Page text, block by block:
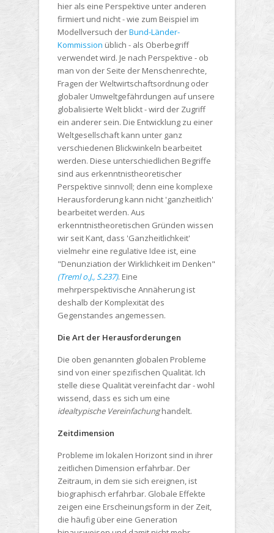
hier als eine Perspektive unter anderen
firmiert und nicht - wie zum Beispiel im
Modellversuch derBund-Länder-
Kommission üblich - als Oberbegriff
verwendet wird. Je nach Perspektive - ob
man von der Seite der Menschenrechte,
Fragen der Weltwirtschaftsordnung oder
globaler Umweltgefährdungen auf unsere
globalisierte Welt blickt - wird der Zugriff
ein anderer sein. Die Entwicklung zu einer
Weltgesellschaft kann unter ganz
verschiedenen Blickwinkeln bearbeitet
werden. Diese unterschiedlichen Begriffe
sind aus erkenntnistheoretischer
Perspektive sinnvoll; denn eine komplexe
Herausforderung kann nicht 'ganzheitlich'
bearbeitet werden. Aus
erkenntnistheoretischen Gründen wissen
wir seit Kant, dass 'Ganzheitlichkeit'
vielmehr eine regulative Idee ist, eine
"Denunziation der Wirklichkeit im Denken"
(Treml o.J., S.237). Eine
mehrperspektivische Annäherung ist
deshalb der Komplexität des
Gegenstandes angemessen.
Die Art der Herausforderungen
Die oben genannten globalen Probleme
sind von einer spezifischen Qualität. Ich
stelle diese Qualität vereinfacht dar - wohl
wissend, dass es sich um eine
idealtypische Vereinfachunghandelt.
Zeitdimension
Probleme im lokalen Horizont sind in ihrer
zeitlichen Dimension erfahrbar. Der
Zeitraum, in dem sie sich ereignen, ist
biographisch erfahrbar. Globale Effekte
zeigen eine Erscheinungsform in der Zeit,
die häufig über eine Generation